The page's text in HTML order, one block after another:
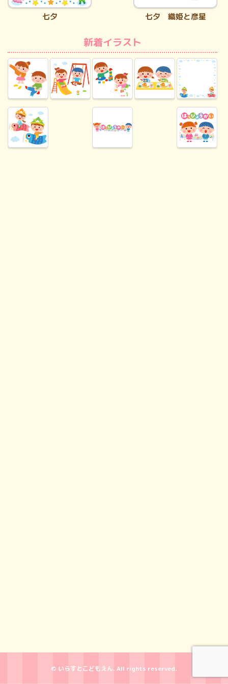
七夕 七夕 織姫と彦星
新着イラスト
© いらすとこどもえん. All rights reserved.